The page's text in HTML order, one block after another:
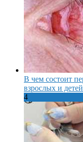
В чем состоит
взрослых и
4